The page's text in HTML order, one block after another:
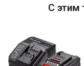
С этим